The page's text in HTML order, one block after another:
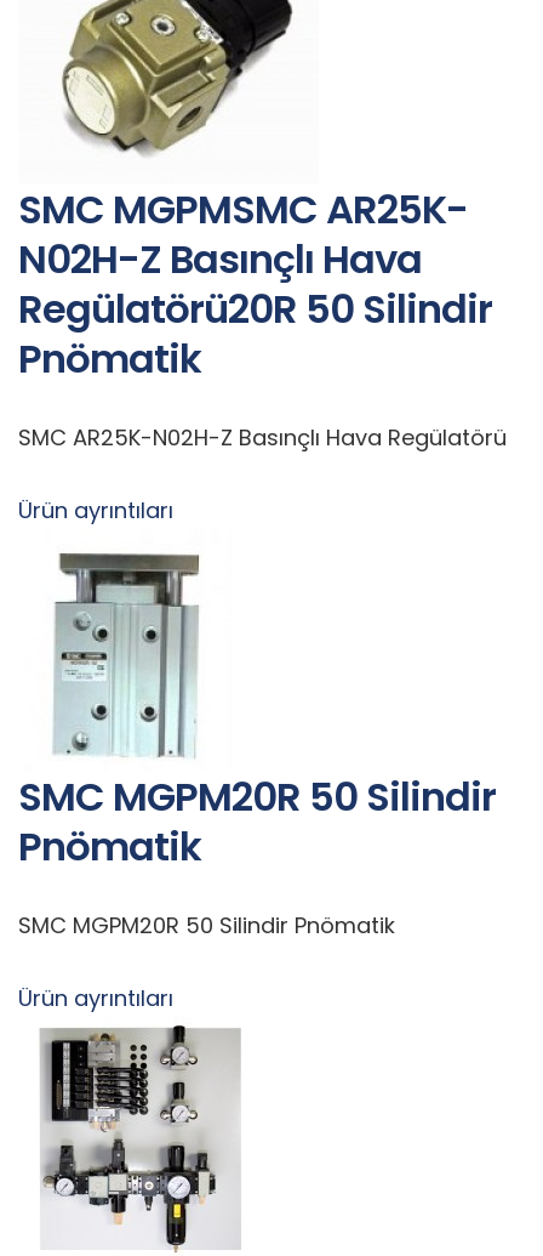
SMC MGPMSMC AR25K-
N02H-Z Basınçlı Hava
Regülatörü20R 50 Silindir
Pnömatik
SMC AR25K-N02H-Z Basınçlı Hava Regülatörü
Ürün ayrıntıları
SMC MGPM20R 50 Silindir
Pnömatik
SMC MGPM20R 50 Silindir Pnömatik
Ürün ayrıntıları